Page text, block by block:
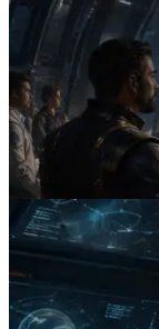
ERPC
x402 — A
pagam sob
precisam
Ler este artigo